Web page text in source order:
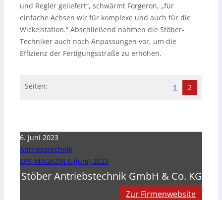
und Regler geliefert“, schwärmt Forgeron, „für
einfache Achsen wir für komplexe und auch für die
Wickelstation.“ Abschließend nahmen die Stöber-
Techniker auch noch Anpassungen vor, um die
Effizienz der Fertigungsstraße zu erhöhen.
Seiten: 1 2
6. Juni 2023
Antriebstechnik
SPS-MAGAZIN 6 (Juni) 2023
Stöber Antriebstechnik GmbH & Co. KG
Zur Firmenwebsite